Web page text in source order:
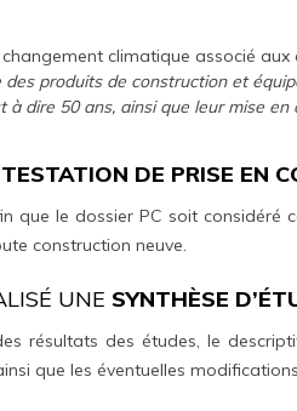
climatique associé
produits de construction et
à dire 50 ans, ainsi que leur mise
DE PRISE EN
que le dossier PC soit
construction neuve.
UNE SYNTHÈSE
résultats des études, le
que les éventuelles